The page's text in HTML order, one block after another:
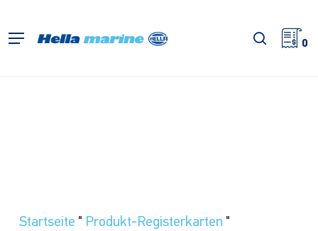
springen
Menü Suche
0
Startseite " Produkt-Registerkarten "